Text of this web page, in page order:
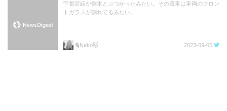
宇都宮線が倒木とぶつかったみたい。その電車は車両のフロン
トガラスが割れてるみたい。
🐈Neko🐱 2023-09-05